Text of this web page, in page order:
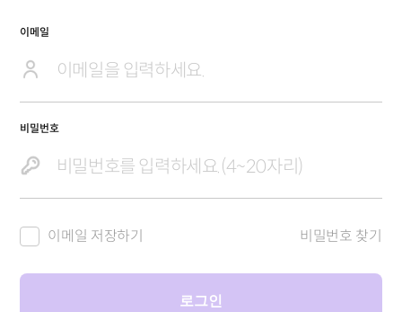
이메일
비밀번호
이메일 저장하기 비밀번호 찾기
로그인